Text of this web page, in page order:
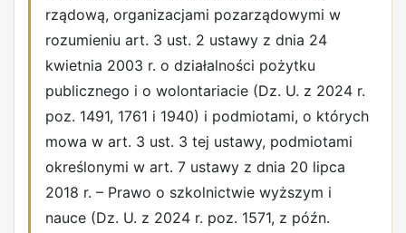
rządową, organizacjami pozarządowymi w
rozumieniu art. 3 ust. 2 ustawy z dnia 24
kwietnia 2003 r. o działalności pożytku
publicznego i o wolontariacie (Dz. U. z 2024 r.
poz. 1491, 1761 i 1940) i podmiotami, o których
mowa w art. 3 ust. 3 tej ustawy, podmiotami
określonymi w art. 7 ustawy z dnia 20 lipca
2018 r. – Prawo o szkolnictwie wyższym i
nauce (Dz. U. z 2024 r. poz. 1571, z późn.